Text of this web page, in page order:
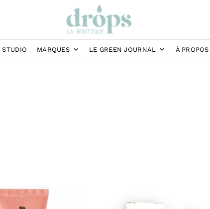
STUDIO MARQUES LE GREEN JOURNAL À PROPOS